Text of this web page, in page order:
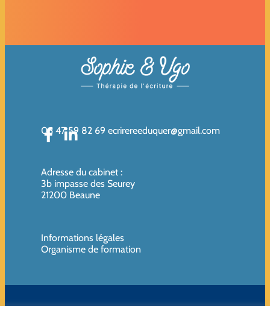
06 47 59 82 69 ecrirereeduquer@gmail.com
Adresse du cabinet :
3b impasse des Seurey
21200 Beaune
Informations légales
Organisme de formation